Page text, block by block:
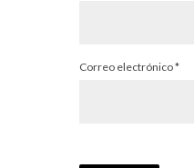
Correo electrónico*